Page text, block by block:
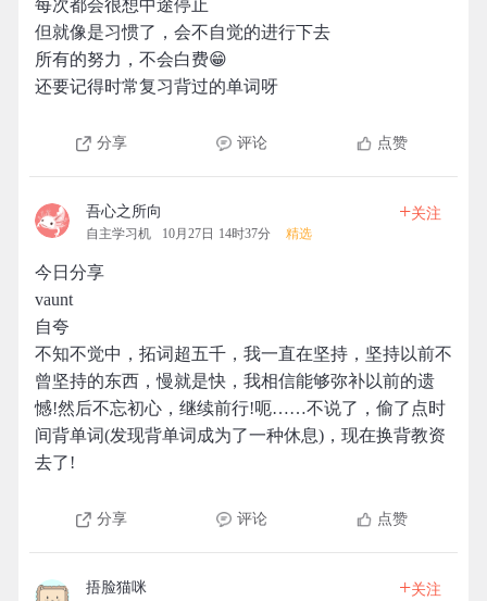
每次都会很想中途停止
但就像是习惯了，会不自觉的进行下去
所有的努力，不会白费😁
还要记得时常复习背过的单词呀
分享 评论 点赞
吾心之所向
自主学习机 10月27日 14时37分 精选
+关注
今日分享
vaunt
自夸
不知不觉中，拓词超五千，我一直在坚持，坚持以前不
曾坚持的东西，慢就是快，我相信能够弥补以前的遗
憾!然后不忘初心，继续前行!呃……不说了，偷了点时
间背单词(发现背单词成为了一种休息)，现在换背教资
去了!
分享 评论 点赞
捂脸猫咪 +关注